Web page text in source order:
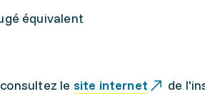
équivalent
le site internet de